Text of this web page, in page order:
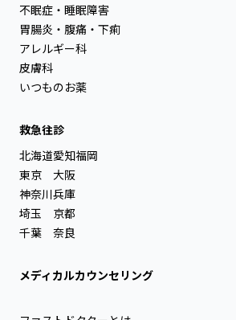
不眠症・睡眠障害
胃腸炎・腹痛・下痢
アレルギー科
皮膚科
いつものお薬
救急往診
北海道
東京
神奈川
埼玉
千葉
愛知
大阪
兵庫
京都
奈良
福岡
メディカルカウンセリング